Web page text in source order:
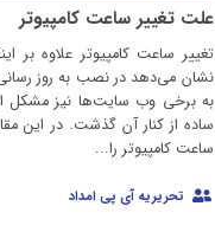
علت تغییر ساعت کامپیوتر
تغییر ساعت کامپیوتر علاوه بر
نشان می‌دهد در نصب به روز
به برخی وب سایت‌ها نیز مشکل
ساده از کنار آن گذشت. در این
ساعت کامپیوتر را...
تحریریه آی پی امداد